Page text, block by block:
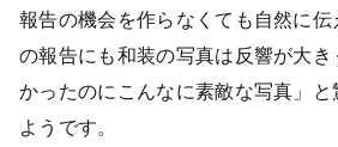
報告の機会を作らなくても自然に
の報告にも和装の写真は反響が大
かったのにこんなに素敵な写真」
ようです。